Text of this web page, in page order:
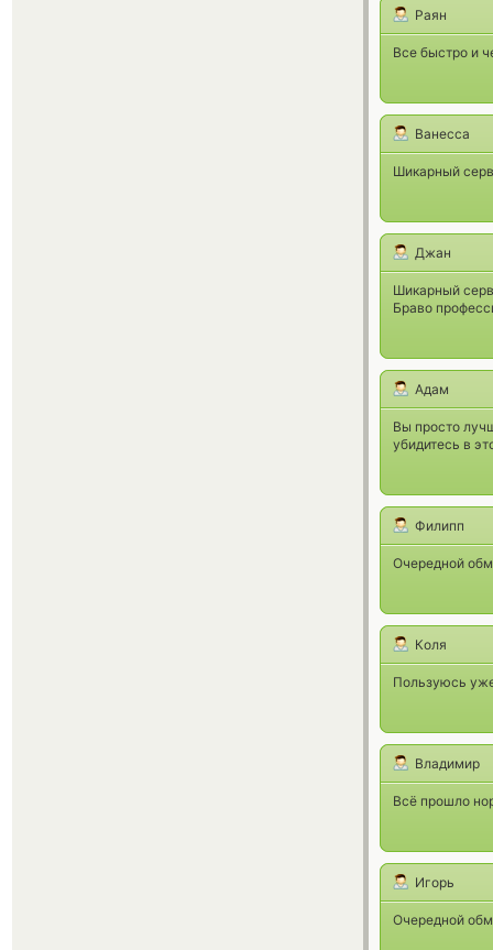
Раян
Все быстро и
Ванесса
Шикарный
Джан
Шикарный
Браво
Адам
Вы просто
убидитесь в
Филипп
Очередной
Коля
Пользуюсь
Владимир
Всё прошло
Игорь
Очередной